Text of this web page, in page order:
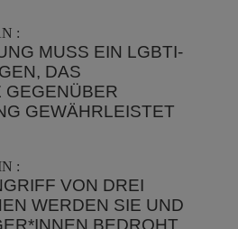
:
MUSS EIN LGBTI-
DAS
GEGENÜBER
GEWÄHRLEISTET
:
VON DREI
WERDEN SIE UND
BEDROHT